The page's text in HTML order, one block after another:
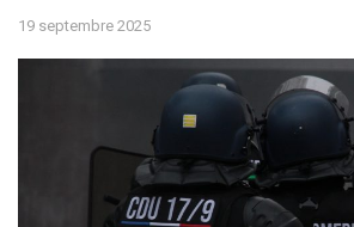
19 septembre 2025